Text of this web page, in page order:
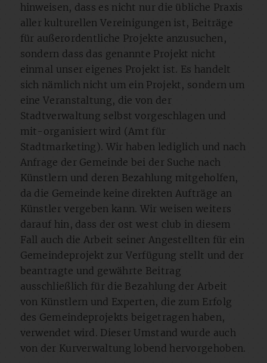
hinweisen, dass es nicht nur die übliche Praxis
aller kulturellen Vereinigungen ist, Beiträge
für außerordentliche Projekte anzusuchen,
sondern dass das genannte Projekt nicht
einmal unser eigenes Projekt ist. Es handelt
sich nämlich nicht um ein Projekt, sondern um
eine Veranstaltung, die von der
Stadtverwaltung selbst vorgeschlagen und
mit-organisiert wird (Amt für
Stadtmarketing). Wir haben lediglich und nach
Anfrage der Gemeinde bei der Suche nach
Künstlern und deren Bezahlung mitgeholfen,
da die Gemeinde keine direkten Aufträge an
Künstler vergeben kann. Wir weisen weiters
darauf hin, dass der ost west club in diesem
Fall auch die Arbeit seiner Angestellten für ein
Gemeindeprojekt zur Verfügung stellt und der
beantragte und gewährte Beitrag
ausschließlich für die Bezahlung der Arbeit
von Künstlern und Experten, die zum Erfolg
des Gemeindeprojekts beigetragen haben,
verwendet wird. Dieser Umstand wurde auch
von der Kurverwaltung lobend hervorgehoben.